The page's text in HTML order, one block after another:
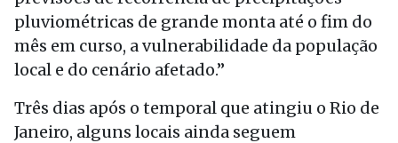
pluviométricas de grande monta até o fim do
mês em curso, a vulnerabilidade da população
local e do cenário afetado.”
Três dias após o temporal que atingiu o Rio de
Janeiro, alguns locais ainda seguem